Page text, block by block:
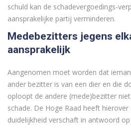
schuld kan de schadevergoedings-
aansprakelijke partij verminderen.
Medebezitters jegens
aansprakelijk
Aangenomen moet worden dat
ander bezitter is van een dier en die
oploopt de andere (mede)bezitter
schade. De Hoge Raad heeft
duidelijkheid verschaft in antwoord